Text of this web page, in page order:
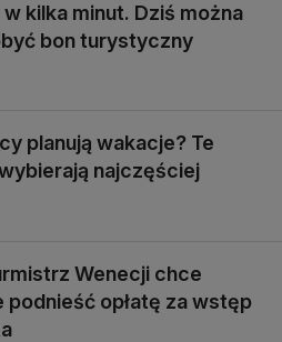
w kilka minut. Dziś można
bon turystyczny
planują wakacje? Te
najczęściej
Wenecji chce
podnieść opłatę za wstęp